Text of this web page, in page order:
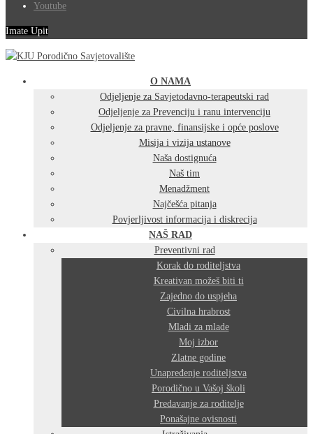
Youtube
Imate Upit
O NAMA
Odjeljenje za Savjetodavno-terapeutski rad
Odjeljenje za Prevenciju i ranu intervenciju
Odjeljenje za pravne, finansijske i opće poslove
Misija i vizija ustanove
Naša dostignuća
Naš tim
Menadžment
Najčešća pitanja
Povjerljivost informacija i diskrecija
NAŠ RAD
Preventivni rad
Korak do roditeljstva
Kreativan možeš biti ti
Zajedno do uspjeha
Civilna hrabrost
Mladi za mlade
Moj izbor
Zlatne godine
Unapređenje roditeljstva
Porodično u Vašoj školi
Predavanje za roditelje
Ponašajne ovisnosti